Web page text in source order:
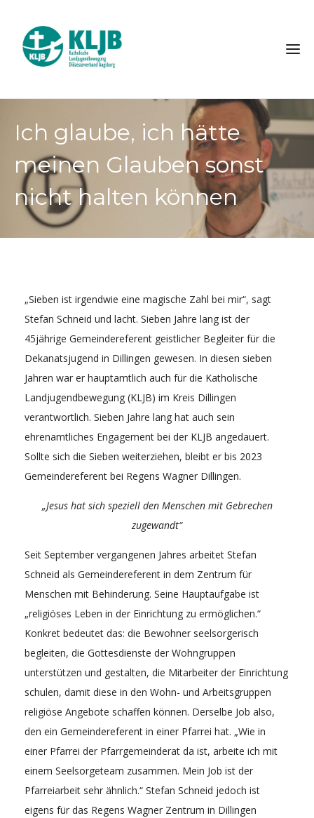
Ich glaube, ich hätte
meinen Glauben sonst
nicht halten können
„Sieben ist irgendwie eine magische Zahl bei mir“, sagt
Stefan Schneid und lacht. Sieben Jahre lang ist der
45jährige Gemeindereferent geistlicher Begleiter für die
Dekanatsjugend in Dillingen gewesen. In diesen sieben
Jahren war er hauptamtlich auch für die Katholische
Landjugendbewegung (KLJB) im Kreis Dillingen
verantwortlich. Sieben Jahre lang hat auch sein
ehrenamtliches Engagement bei der KLJB angedauert.
Sollte sich die Sieben weiterziehen, bleibt er bis 2023
Gemeindereferent bei Regens Wagner Dillingen.
„Jesus hat sich speziell den Menschen mit Gebrechen
zugewandt“
Seit September vergangenen Jahres arbeitet Stefan
Schneid als Gemeindereferent in dem Zentrum für
Menschen mit Behinderung. Seine Hauptaufgabe ist
„religiöses Leben in der Einrichtung zu ermöglichen.“
Konkret bedeutet das: die Bewohner seelsorgerisch
begleiten, die Gottesdienste der Wohngruppen
unterstützen und gestalten, die Mitarbeiter der Einrichtung
schulen, damit diese in den Wohn- und Arbeitsgruppen
religiöse Angebote schaffen können. Derselbe Job also,
den ein Gemeindereferent in einer Pfarrei hat. „Wie in
einer Pfarrei der Pfarrgemeinderat da ist, arbeite ich mit
einem Seelsorgeteam zusammen. Mein Job ist der
Pfarreiarbeit sehr ähnlich.“ Stefan Schneid jedoch ist
eigens für das Regens Wagner Zentrum in Dillingen